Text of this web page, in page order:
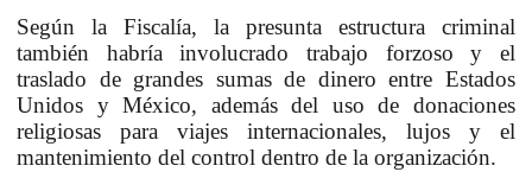
Según la Fiscalía, la presunta estructura criminal
también habría involucrado trabajo forzoso y el
traslado de grandes sumas de dinero entre Estados
Unidos y México, además del uso dedonaciones
religiosas para viajes internacionales, lujos y el
mantenimiento del control dentro de la organización.